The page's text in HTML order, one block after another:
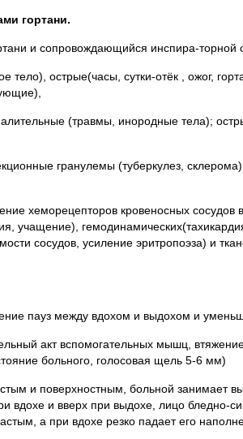
гортани.
и сопровождающийся инспира-торной
острые(часы, сутки-отёк , ожог,
(травмы, инородные тела);
гранулемы (туберкулез,
хеморецепторов кровеносных
учащение),
сосудов, усиление эритропоэза) и
пауз между вдохом и выдохом и
акт вспомогательных мышц,
больного, голосовая щель 5-6 мм)
и поверхностным, больной занимает
вдохе и вверх при выдохе, лицо бледно-
а при вдохе резко падает его